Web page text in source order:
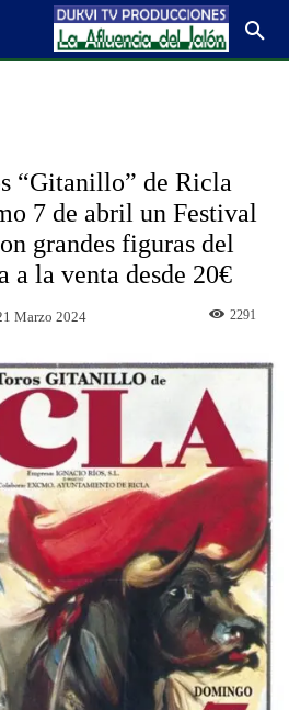
“Gitanillo” de Ricla
7 de abril un Festival
grandes figuras del
a la venta desde 20€
Marzo 2024 2291